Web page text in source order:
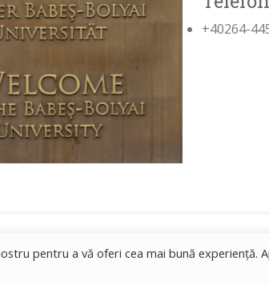
+40264-
pentru a vă oferi cea mai bună experiență.